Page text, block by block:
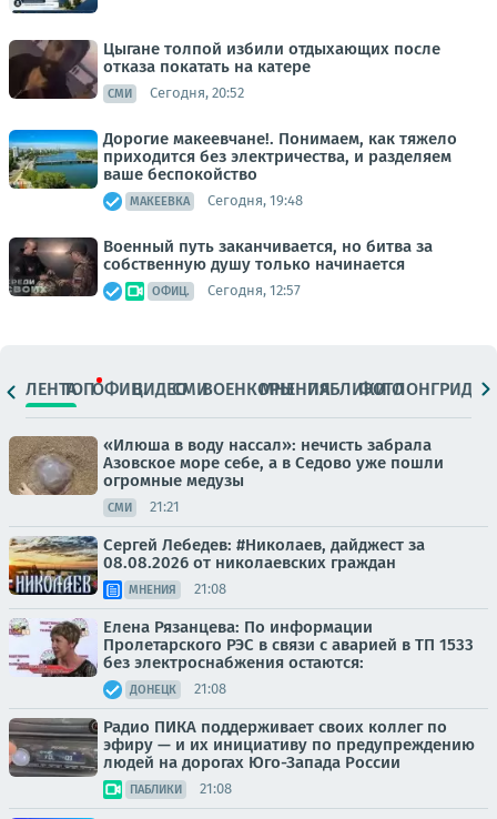
Цыгане толпой избили отдыхающих после
отказа покатать на катере
СМИ Сегодня, 20:52
Дорогие макеевчане!. Понимаем, как тяжело
приходится без электричества, и разделяем
ваше беспокойство
МАКЕЕВКА Сегодня, 19:48
Военный путь заканчивается, но битва за
собственную душу только начинается
ОФИЦ. Сегодня, 12:57
ЛЕНТАТОПОФИЦ.ВИДЕОСМИВОЕНКОРЫМНЕНИЯПАБЛИКИ
ФОТОЛОНГРИДЫ
«Илюша в воду нассал»: нечисть забрала
Азовское море себе, а в Седово уже пошли
огромные медузы
СМИ 21:21
Сергей Лебедев: #Николаев, дайджест за
08.08.2026 от николаевских граждан
МНЕНИЯ 21:08
Елена Рязанцева: По информации
Пролетарского РЭС в связи с аварией в ТП 1533
без электроснабжения остаются:
ДОНЕЦК 21:08
Радио ПИКА поддерживает своих коллег по
эфиру — и их инициативу по предупреждению
людей на дорогах Юго-Запада России
ПАБЛИКИ 21:08